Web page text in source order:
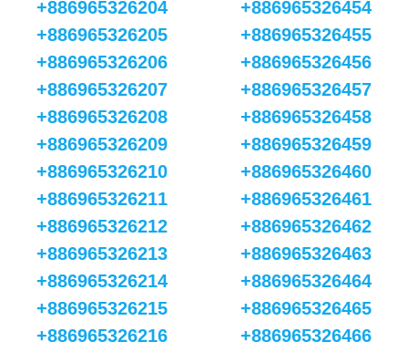
+886965326204
+886965326205
+886965326206
+886965326207
+886965326208
+886965326209
+886965326210
+886965326211
+886965326212
+886965326213
+886965326214
+886965326215
+886965326216
+886965326454
+886965326455
+886965326456
+886965326457
+886965326458
+886965326459
+886965326460
+886965326461
+886965326462
+886965326463
+886965326464
+886965326465
+886965326466